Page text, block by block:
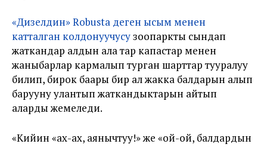
«Дизелдин» Robusta деген ысым менен
катталган колдонуучусузоопаркты сындап
жаткандар алдын ала тар капастар менен
жаныбарлар кармалып турган шарттар тууралуу
билип, бирок баары бир ал жакка балдарын алып
барууну улантып жаткандыктарын айтып
аларды жемеледи.
«Кийин «ах-ах, аянычтуу!» же «ой-ой, балдардын